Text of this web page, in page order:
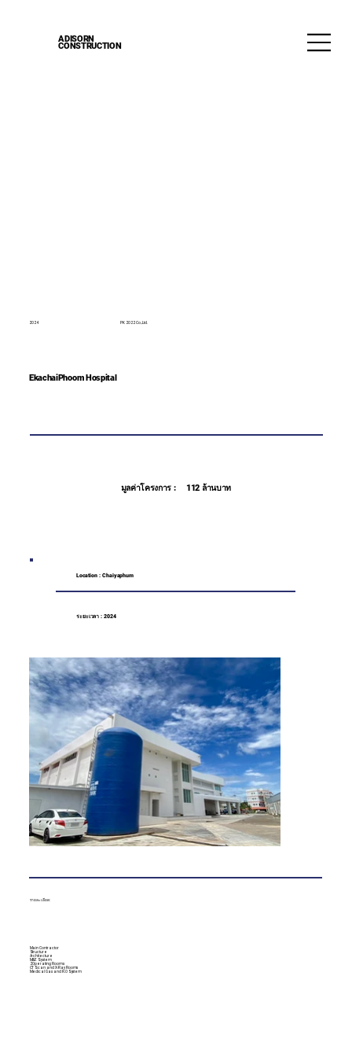
ADISORN
CONSTRUCTION
2024 PK 2022 Co.,Ltd.
EkachaiPhoom Hospital
Location : Chaiyaphum
ระยะเวลา : 2024
รายละเอียด:
Main Contractor​
Structure​
Architecture​
M&E System​
2 Operating Rooms​
CT Scan and X-Ray Rooms​
Medical Gas and R.O System
มูลค่าโครงการ : 112 ล้านบาท